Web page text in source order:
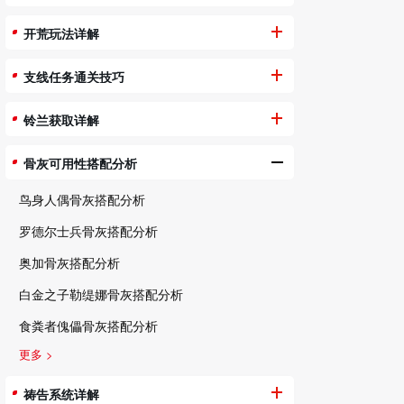
开荒玩法详解
支线任务通关技巧
铃兰获取详解
骨灰可用性搭配分析
鸟身人偶骨灰搭配分析
罗德尔士兵骨灰搭配分析
奥加骨灰搭配分析
白金之子勒缇娜骨灰搭配分析
食粪者傀儡骨灰搭配分析
更多 >
祷告系统详解